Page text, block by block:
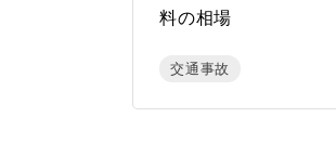
料の相場
交通事故